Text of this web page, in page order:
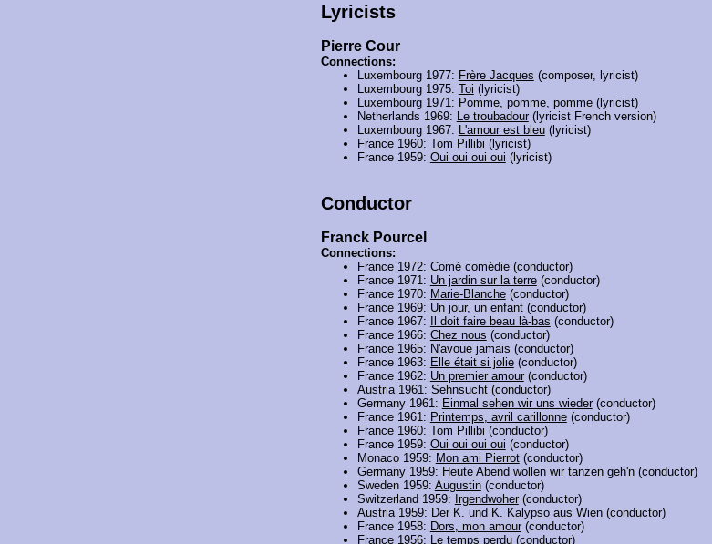
Lyricists
Pierre Cour
Connections:
Luxembourg 1977: Frère Jacques (composer, lyricist)
Luxembourg 1975: Toi (lyricist)
Luxembourg 1971: Pomme, pomme, pomme(lyricist)
Netherlands 1969:
Le troubadour(lyricist French version)
Luxembourg 1967:
L'amour est bleu(lyricist)
France 1960: Tom Pillibi (lyricist)
France 1959: Oui oui oui oui (lyricist)
Conductor
Franck Pourcel
Connections:
France 1972: Comé comédie(conductor)
France 1971: Un jardin sur la terre(conductor)
France 1970: Marie-Blanche(conductor)
France 1969: Un jour, un enfant(conductor)
France 1967:
Il doit faire beau là-bas (conductor)
France 1966: Chez nous (conductor)
France 1965: N'avoue jamais (conductor)
France 1963: Elle était si jolie(conductor)
France 1962: Un premier amour(conductor)
Austria 1961: Sehnsucht(conductor)
Germany 1961: Einmal sehen wir uns wieder(conductor)
France 1961: Printemps, avril carillonne(conductor)
France 1960: Tom Pillibi (conductor)
France 1959: Oui oui oui oui (conductor)
Monaco 1959: Mon ami Pierrot(conductor)
Germany 1959: Heute Abend wollen wir tanzen geh'n(conductor)
Sweden 1959: Augustin(conductor)
Switzerland 1959: Irgendwoher(conductor)
Austria 1959: Der K. und K. Kalypso aus Wien(conductor)
France 1958: Dors, mon amour(conductor)
France 1956:
Le temps perdu(conductor)